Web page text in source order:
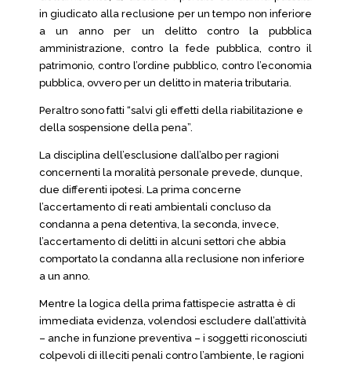
in giudicato alla reclusione per un tempo non inferiore
a un anno per un delitto contro la pubblica
amministrazione, contro la fede pubblica, contro il
patrimonio, contro l’ordine pubblico, contro l’economia
pubblica, ovvero per un delitto in materia tributaria.
Peraltro sono fatti “salvi gli effetti della riabilitazione e
della sospensione della pena”.
La disciplina dell’esclusione dall’albo per ragioni
concernenti la moralità personale prevede, dunque,
due differenti ipotesi. La prima concerne
l’accertamento di reati ambientali concluso da
condanna a pena detentiva, la seconda, invece,
l’accertamento di delitti in alcuni settori che abbia
comportato la condanna alla reclusione non inferiore
a un anno.
Mentre la logica della prima fattispecie astratta è di
immediata evidenza, volendosi escludere dall’attività
– anche in funzione preventiva – i soggetti riconosciuti
colpevoli di illeciti penali contro l’ambiente, le ragioni